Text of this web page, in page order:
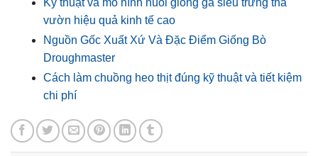
Kỹ thuật và mô hình nuôi giống gà siêu trứng thả
vườn hiệu quả kinh tế cao
Nguồn Gốc Xuất Xứ Và Đặc Điểm Giống Bò
Droughmaster
Cách làm chuồng heo thịt đúng kỹ thuật và tiết kiệm
chi phí